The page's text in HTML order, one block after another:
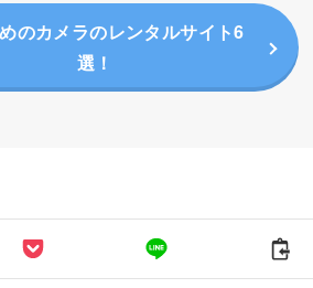
のカメラのレンタルサイト6
選！